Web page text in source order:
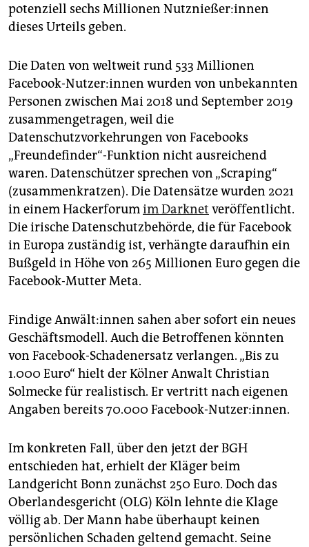
potenziell sechs Millionen Nutz­nie­ße­r:in­nen
dieses Urteils geben.
Die Daten von weltweit rund 533 Millionen
Facebook-Nutzer:innen wurden von unbekannten
Personen zwischen Mai 2018 und September 2019
zusammengetragen, weil die
Datenschutzvorkehrungen von Facebooks
„Freundefinder“-Funktion nicht ausreichend
waren. Datenschützer sprechen von „Scraping“
(zusammenkratzen). Die Datensätze wurden 2021
in einem Hackerforumim Darknet veröffentlicht.
Die irische Datenschutzbehörde, die für Facebook
in Europa zuständig ist, verhängte daraufhin ein
Bußgeld in Höhe von 265 Millionen Euro gegen die
Facebook-Mutter Meta.
Findige An­wäl­t:in­nen sahen aber sofort ein neues
Geschäftsmodell. Auch die Betroffenen könnten
von Facebook-Schadenersatz verlangen. „Bis zu
1.000 Euro“ hielt der Kölner Anwalt Christian
Solmecke für realistisch. Er vertritt nach eigenen
Angaben bereits 70.000 Facebook-Nutzer:innen.
Im konkreten Fall, über den jetzt der BGH
entschieden hat, erhielt der Kläger beim
Landgericht Bonn zunächst 250 Euro. Doch das
Oberlandesgericht (OLG) Köln lehnte die Klage
völlig ab. Der Mann habe überhaupt keinen
persönlichen Schaden geltend gemacht. Seine